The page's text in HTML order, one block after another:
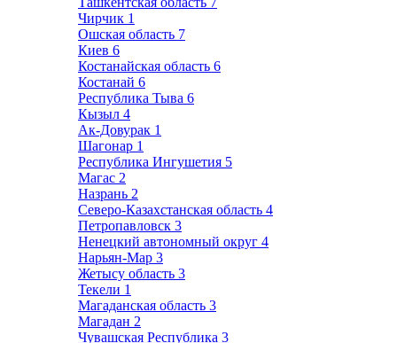
Чирчик 1
Ошская область 7
Киев 6
Костанайская область 6
Костанай 6
Республика Тыва 6
Кызыл 4
Ак-Довурак 1
Шагонар 1
Республика Ингушетия 5
Магас 2
Назрань 2
Северо-Казахстанская область 4
Петропавловск 3
Ненецкий автономный округ 4
Нарьян-Мар 3
Жетысу область 3
Текели 1
Магаданская область 3
Магадан 2
Чувашская Республика 3